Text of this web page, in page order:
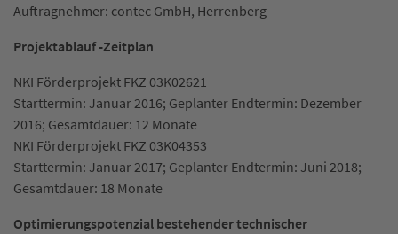
Auftragnehmer: contec GmbH, Herrenberg
Projektablauf -Zeitplan
NKI Förderprojekt FKZ 03K02621
Starttermin: Januar 2016; Geplanter Endtermin: Dezember
2016; Gesamtdauer: 12 Monate
NKI Förderprojekt FKZ 03K04353
Starttermin: Januar 2017; Geplanter Endtermin: Juni 2018;
Gesamtdauer: 18 Monate
Optimierungspotenzial bestehender technischer